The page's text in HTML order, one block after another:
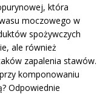
która
moczowego w
spożywczych
ale również
zapalenia stawów.
komponowaniu
Odpowiednie